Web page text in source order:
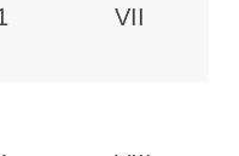
VII